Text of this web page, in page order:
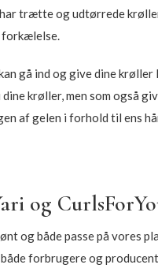
trætte og udtørrede
forkælelse.
gå ind og give dine
krøller, men som også
af gelen i forhold til ens
og
og både passe på vores
forbrugere og